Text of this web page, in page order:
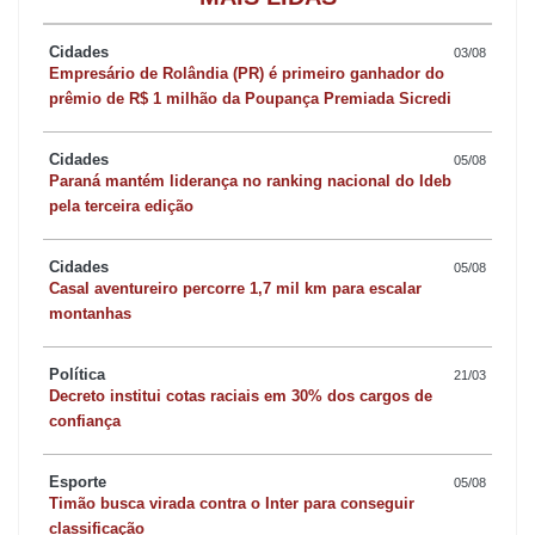
Um ciclista identificado como Onofre Aparecido da Silva, de 71
anos, morreu atropelado na PR-453, no início da noite de quinta-
feira (25), próximo ao bairro Lajeadão, em Borrazópolis. A vítima
Estadual Humberto de Alencar Castelo Branco, em Borrazópolis.
De acordo com informações da Polícia Rodoviária Estadual
Fiat Strada com placas de Cruzmaltina que trafegava sentido ao
entroncamento da PR-170. O veículo colidiu na bicicleta que, na
Faxinal abre inscrições para interessados em compor Conselho
Tutelar
O Conselho Municipal dos Direitos da Criança e Adolescente
(CMDCA) de Faxinal abriu nesta sexta-feira inscrições para os
Cidades 03/08
Empresário de Rolândia (PR) é primeiro ganhador do
prêmio de R$ 1 milhão da Poupança Premiada Sicredi
Cidades 05/08
Paraná mantém liderança no ranking nacional do Ideb
pela terceira edição
Cidades 05/08
Casal aventureiro percorre 1,7 mil km para escalar
montanhas
Política 21/03
Decreto institui cotas raciais em 30% dos cargos de
confiança
Esporte 05/08
Timão busca virada contra o Inter para conseguir
classificação